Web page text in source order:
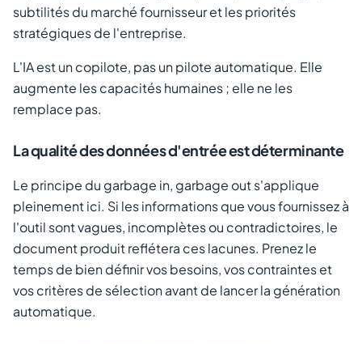
subtilités du marché fournisseur et les priorités
stratégiques de l'entreprise.
L'IA est un copilote, pas un pilote automatique. Elle
augmente les capacités humaines ; elle ne les
remplace pas.
La qualité des données d'entrée est déterminante
Le principe du garbage in, garbage outs'applique
pleinement ici. Si les informations que vous fournissez à
l'outil sont vagues, incomplètes ou contradictoires, le
document produit reflétera ces lacunes. Prenez le
temps de bien définir vos besoins, vos contraintes et
vos critères de sélection avant de lancer la génération
automatique.